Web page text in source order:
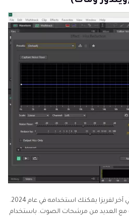
Adobe Audition هو معدل صوتي آخر لفريزا يمكنك استخدامه في عام 2024.
مع العديد من مرشحات الصوت. باستخدام